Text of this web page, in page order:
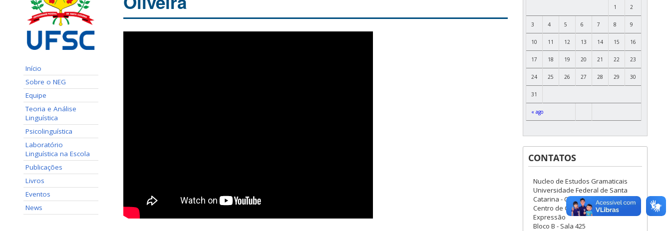
Início
Sobre o NEG
Equipe
Teoria e Análise
Linguística
Psicolinguística
Laboratório
Linguística na Escola
Publicações
Livros
Eventos
News
« ago
1 2
3 4 5 6 7 8 9
10 11 12 13 14 15 16
17 18 19 20 21 22 23
24 25 26 27 28 29 30
31
CONTATOS
Nucleo de Estudos Gramaticais
Universidade Federal de Santa
Catarina - Campus Trindade
Centro de Comunicação e
Expressão
Bloco B - Sala 425